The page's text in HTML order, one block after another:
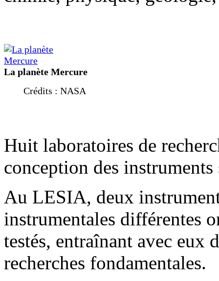
La planète Mercure
Crédits : NASA
Huit laboratoires de
conception des
Au LESIA, deux
instrumentales différentes
testés, entraînant avec eux
recherches fondamentales.